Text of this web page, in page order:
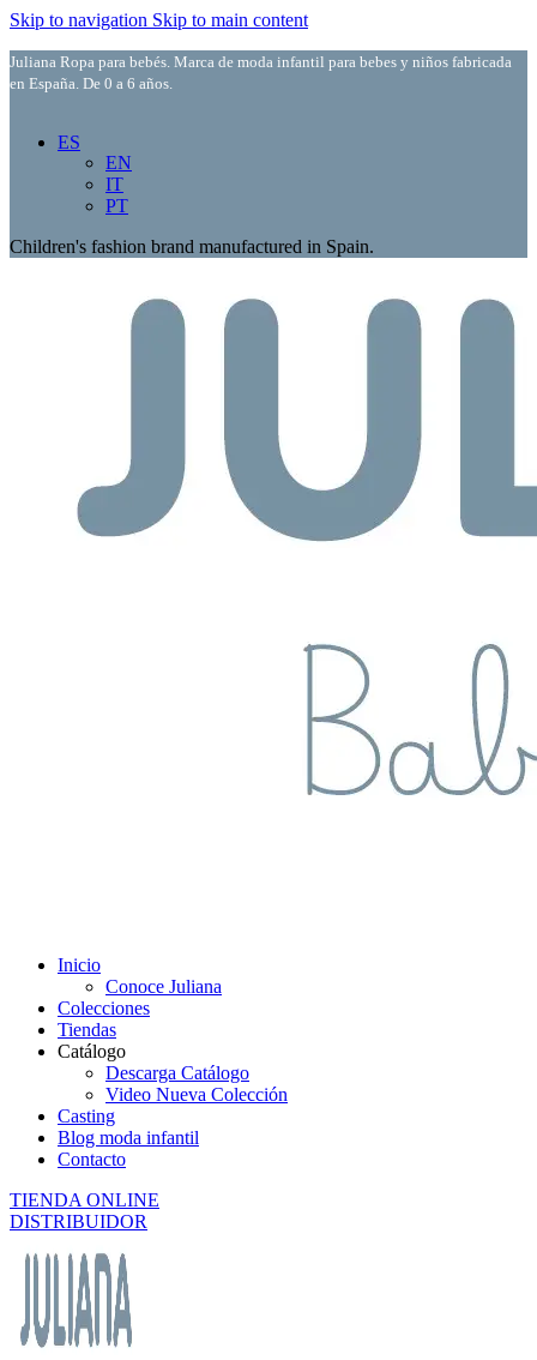
Skip to navigation Skip to main content
Juliana Ropa para bebés. Marca de moda infantil para bebes y niños fabricada
en España. De 0 a 6 años.
ES
EN
IT
PT
Children's fashion brand manufactured in Spain.
Inicio
Conoce Juliana
Colecciones
Tiendas
Catálogo
Descarga Catálogo
Video Nueva Colección
Casting
Blog moda infantil
Contacto
TIENDA ONLINE
DISTRIBUIDOR